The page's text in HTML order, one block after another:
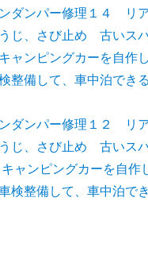
ダンパー修理１４ リ
じ、さび止め 古いス
ャンピングカーを自作
整備して、車中泊でき
ダンパー修理１２ リ
じ、さび止め 古いス
ャンピングカーを自作
検整備して、車中泊で